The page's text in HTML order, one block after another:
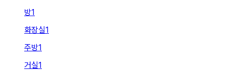
방1
화장실1
주방1
거실1